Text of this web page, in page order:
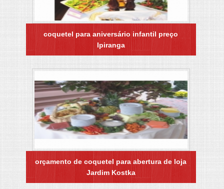
coquetel para aniversário infantil preço
Ipiranga
orçamento de coquetel para abertura de loja
Jardim Kostka